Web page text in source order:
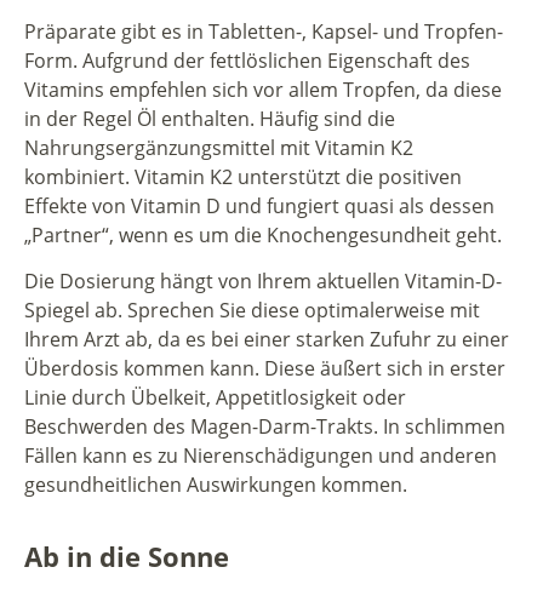
Präparate gibt es in Tabletten-, Kapsel- und Tropfen-
Form. Aufgrund der fettlöslichen Eigenschaft des
Vitamins empfehlen sich vor allem Tropfen, da diese
in der Regel Öl enthalten. Häufig sind die
Nahrungsergänzungsmittel mit Vitamin K2
kombiniert. Vitamin K2 unterstützt die positiven
Effekte von Vitamin D und fungiert quasi als dessen
„Partner“, wenn es um die Knochengesundheit geht.
Die Dosierung hängt von Ihrem aktuellen Vitamin-D-
Spiegel ab. Sprechen Sie diese optimalerweise mit
Ihrem Arzt ab, da es bei einer starken Zufuhr zu einer
Überdosis kommen kann. Diese äußert sich in erster
Linie durch Übelkeit, Appetitlosigkeit oder
Beschwerden des Magen-Darm-Trakts. In schlimmen
Fällen kann es zu Nierenschädigungen und anderen
gesundheitlichen Auswirkungen kommen.
Ab in die Sonne